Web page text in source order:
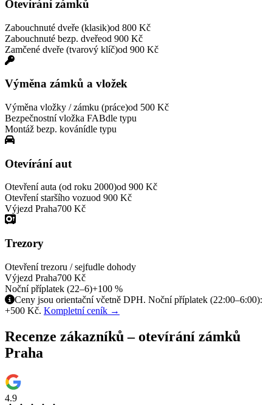
Otevírání zámků
Zabouchnuté dveře (klasik)od 800 Kč
Zabouchnuté bezp. dveřeod 900 Kč
Zamčené dveře (tvarový klíč)od 900 Kč
Výměna zámků a vložek
Výměna vložky / zámku (práce)od 500 Kč
Bezpečnostní vložka FABdle typu
Montáž bezp. kovánídle typu
Otevírání aut
Otevření auta (od roku 2000)od 900 Kč
Otevření staršího vozuod 900 Kč
Výjezd Praha700 Kč
Trezory
Otevření trezoru / sejfudle dohody
Výjezd Praha700 Kč
Noční příplatek (22–6)+100 %
Ceny jsou orientační včetně DPH. Noční příplatek (22:00–6:00):
+500 Kč. Kompletní ceník →
Recenze zákazníků – otevírání zámků
Praha
4.9